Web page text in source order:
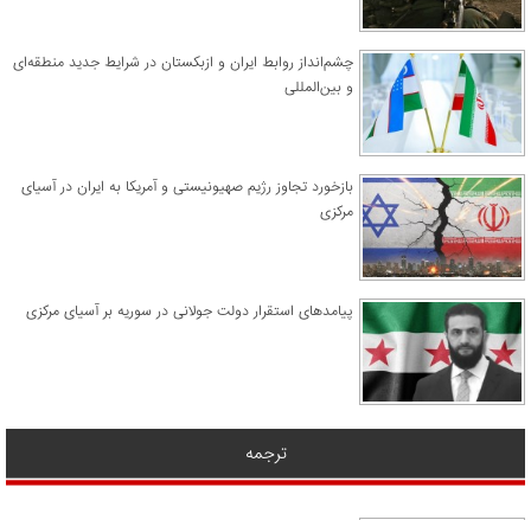
چشم‌انداز روابط ایران و ازبکستان در شرایط جدید منطقه‌ای
و بین‌المللی
​بازخورد تجاوز رژیم صهیونیستی و آمریکا به ایران در آسیای
مرکزی
پیامدهای استقرار دولت جولانی در سوریه بر آسیای مرکزی
ترجمه